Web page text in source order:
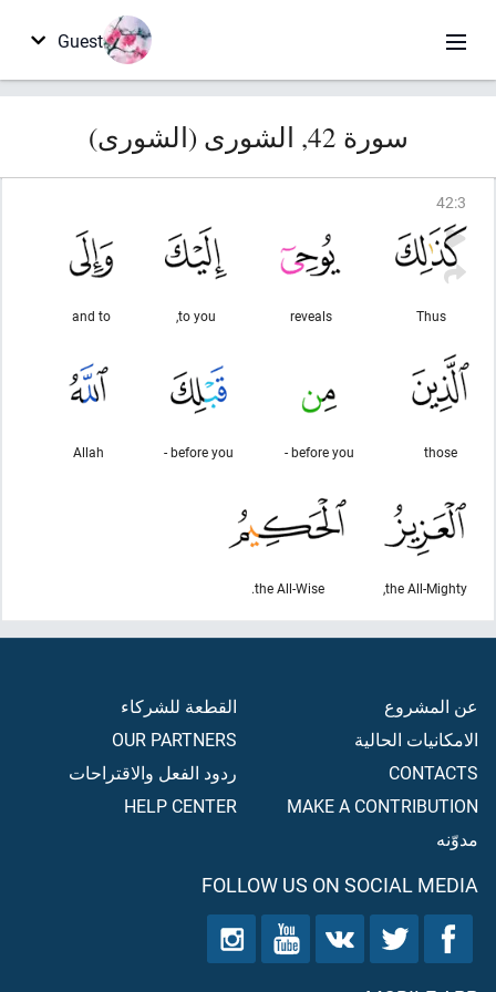
Guest
سورة 42, الشورى (الشورى)
42:3
Thus
reveals
to you,
and to
those
before you -
before you -
Allah
the All-Mighty,
the All-Wise.
عن المشروع
الامكانيات الحالية
CONTACTS
MAKE A CONTRIBUTION
مدوّنه
القطعة للشركاء
OUR PARTNERS
ردود الفعل والاقتراحات
HELP CENTER
FOLLOW US ON SOCIAL MEDIA